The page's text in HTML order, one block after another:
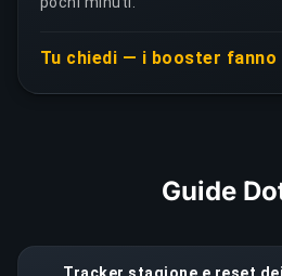
Tu chiedi — i booster
Guide